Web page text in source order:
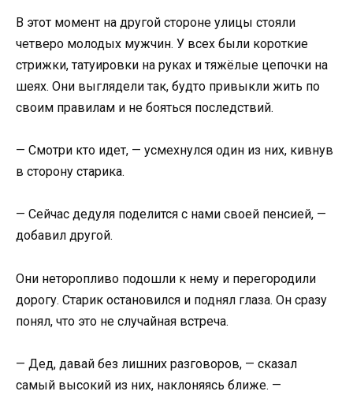
В этот момент на другой стороне улицы стояли
четверо молодых мужчин. У всех были короткие
стрижки, татуировки на руках и тяжёлые цепочки на
шеях. Они выглядели так, будто привыкли жить по
своим правилам и не бояться последствий.
— Смотри кто идет, — усмехнулся один из них, кивнув
в сторону старика.
— Сейчас дедуля поделится с нами своей пенсией, —
добавил другой.
Они неторопливо подошли к нему и перегородили
дорогу. Старик остановился и поднял глаза. Он сразу
понял, что это не случайная встреча.
— Дед, давай без лишних разговоров, — сказал
самый высокий из них, наклоняясь ближе. —